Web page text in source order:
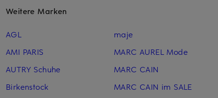
Weitere Marken
AGL
AMI PARIS
AUTRY Schuhe
Birkenstock
maje
MARC AUREL Mode
MARC CAIN
MARC CAIN im SALE